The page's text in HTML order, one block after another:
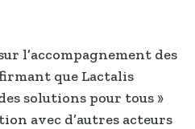
l’accompagnement des
que Lactalis
solutions pour tous »
avec d’autres acteurs